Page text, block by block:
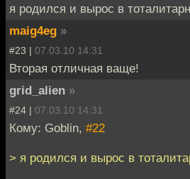
я родился и вырос в
maig4eg »
#23 | 07.03.10 14:31
Вторая отличная ваще!
grid_alien »
#24 | 07.03.10 14:31
Кому: Goblin, #22
> я родился и вырос в